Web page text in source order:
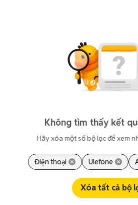
Không tìm thấy kết
Hãy xóa một số bộ lọc để xem
Điện thoại Ulefone
Xóa tất cả bộ